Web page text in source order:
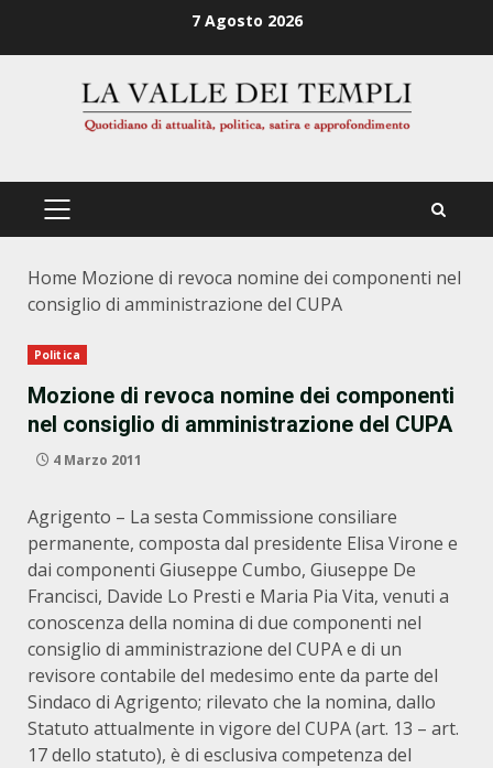
7 Agosto 2026
PRIMÄRES
Home Mozione di revoca nomine dei componenti nel
consiglio di amministrazione del CUPA
Politica
Mozione di revoca nomine dei componenti
nel consiglio di amministrazione del CUPA
4 Marzo 2011
Agrigento – La sesta Commissione consiliare
permanente, composta dal presidente Elisa Virone e
dai componenti Giuseppe Cumbo, Giuseppe De
Francisci, Davide Lo Presti e Maria Pia Vita, venuti a
conoscenza della nomina di due componenti nel
consiglio di amministrazione del CUPA e di un
revisore contabile del medesimo ente da parte del
Sindaco di Agrigento; rilevato che la nomina, dallo
Statuto attualmente in vigore del CUPA (art. 13 – art.
17 dello statuto), è di esclusiva competenza del